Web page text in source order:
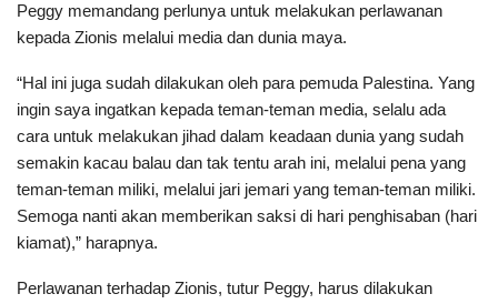
Peggy memandang perlunya untuk melakukan perlawanan
kepada Zionis melalui media dan dunia maya.
“Hal ini juga sudah dilakukan oleh para pemuda Palestina. Yang
ingin saya ingatkan kepada teman-teman media, selalu ada
cara untuk melakukan jihad dalam keadaan dunia yang sudah
semakin kacau balau dan tak tentu arah ini, melalui pena yang
teman-teman miliki, melalui jari jemari yang teman-teman miliki.
Semoga nanti akan memberikan saksi di hari penghisaban (hari
kiamat),” harapnya.
Perlawanan terhadap Zionis, tutur Peggy, harus dilakukan